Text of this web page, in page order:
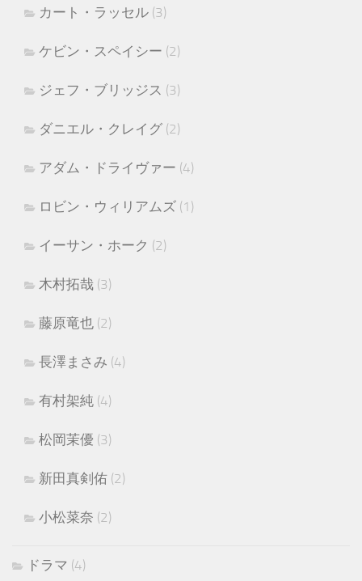
カート・ラッセル (3)
ケビン・スペイシー (2)
ジェフ・ブリッジス (3)
ダニエル・クレイグ (2)
アダム・ドライヴァー (4)
ロビン・ウィリアムズ (1)
イーサン・ホーク (2)
木村拓哉 (3)
藤原竜也 (2)
長澤まさみ (4)
有村架純 (4)
松岡茉優 (3)
新田真剣佑 (2)
小松菜奈 (2)
ドラマ (4)